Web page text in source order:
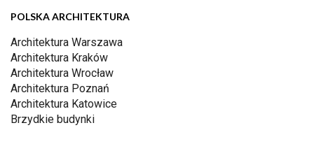
POLSKA ARCHITEKTURA
Architektura Warszawa
Architektura Kraków
Architektura Wrocław
Architektura Poznań
Architektura Katowice
Brzydkie budynki